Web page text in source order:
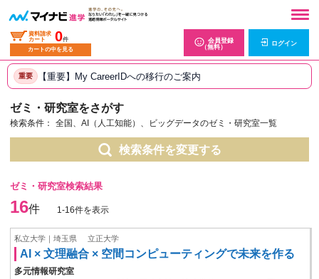
資料請求
カート
0件
カートの中を見る
会員登録
（無料）
ログイン
重要 【重要】My CareerIDへの移行のご案内
ゼミ・研究室をさがす
検索条件： 全国、AI（人工知能）、ビッグデータのゼミ・研究室一覧
検索条件を変更する
ゼミ・研究室検索結果
16件 1-16件を表示
私立大学｜埼玉県 立正大学
AI × 文理融合 × 空間コンピューティングで未来を作る
多元情報研究室